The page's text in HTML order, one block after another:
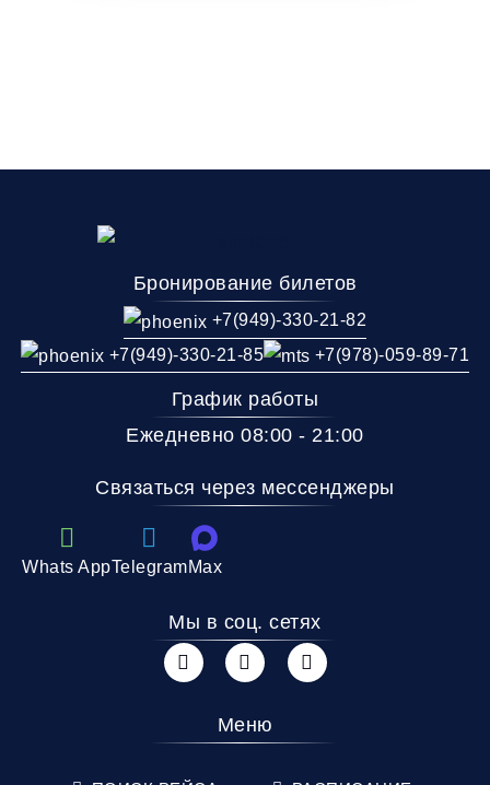
Бронирование билетов
+7(949)-330-21-82
+7(949)-330-21-85
+7(978)-059-89-71
График работы
Ежедневно 08:00 - 21:00
Связаться через мессенджеры
Whats AppTelegramMax
Мы в соц. сетях
Меню